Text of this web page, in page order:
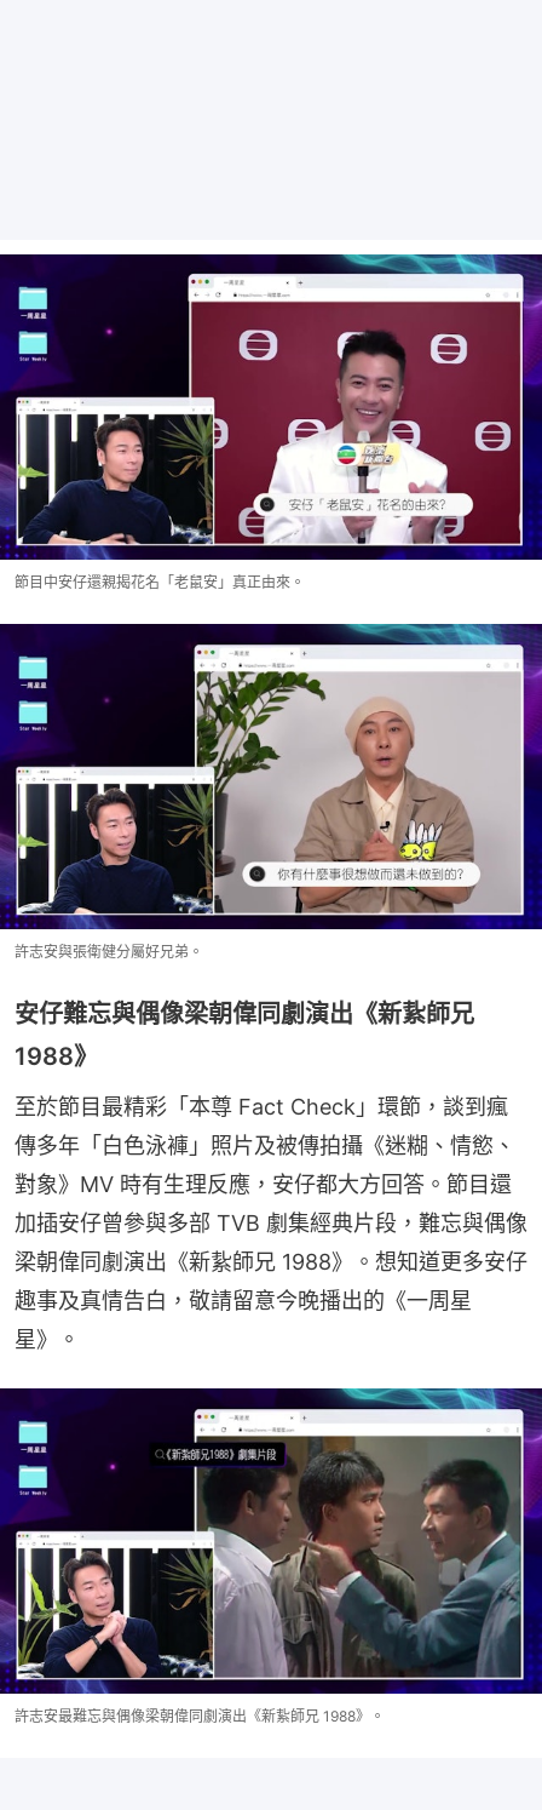
節目中安仔還親揭花名「老鼠安」真正由來。
許志安與張衛健分屬好兄弟。
安仔難忘與偶像梁朝偉同劇演出《新紥師兄
1988》
至於節目最精彩「本尊 Fact Check」環節，談到瘋
傳多年「白色泳褲」照片及被傳拍攝《迷糊、情慾、
對象》MV 時有生理反應，安仔都大方回答。節目還
加插安仔曾參與多部 TVB 劇集經典片段，難忘與偶像
梁朝偉同劇演出《新紥師兄 1988》。想知道更多安仔
趣事及真情告白，敬請留意今晚播出的《一周星
星》。
許志安最難忘與偶像梁朝偉同劇演出《新紥師兄 1988》。